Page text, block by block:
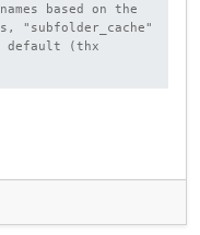
based on the
"subfolder_cache"
default (thx
'WiiFlow v4.1.2'